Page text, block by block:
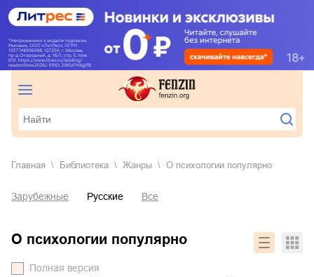
Главная Библиотека Жанры о психологии популярно
Зарубежные Русские Все
о психологии популярно
Полная версия